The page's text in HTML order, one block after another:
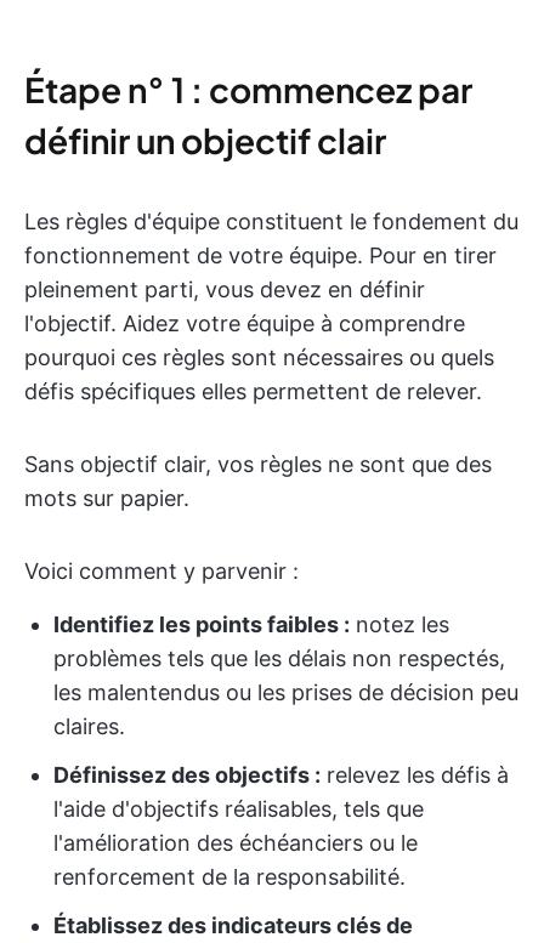
Étape n° 1 : commencez par
définir un objectif clair
Les règles d'équipe constituent le fondement du
fonctionnement de votre équipe. Pour en tirer
pleinement parti, vous devez en définir
l'objectif. Aidez votre équipe à comprendre
pourquoi ces règles sont nécessaires ou quels
défis spécifiques elles permettent de relever.
Sans objectif clair, vos règles ne sont que des
mots sur papier.
Voici comment y parvenir :
Identifiez les points faibles : notez les
problèmes tels que les délais non respectés,
les malentendus ou les prises de décision peu
claires.
Définissez des objectifs : relevez les défis à
l'aide d'objectifs réalisables, tels que
l'amélioration des échéanciers ou le
renforcement de la responsabilité.
Établissez des indicateurs clés de